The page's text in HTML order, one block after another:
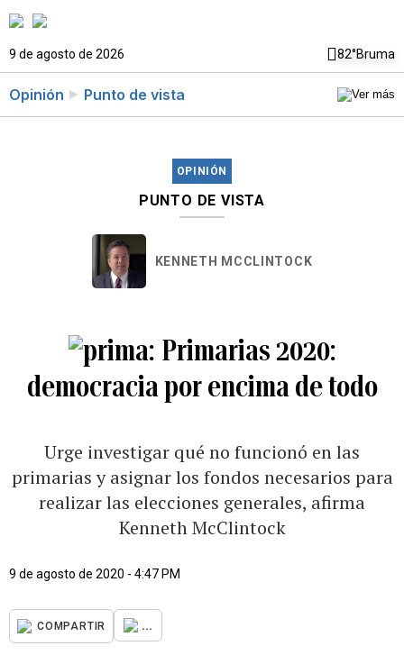
9 de agosto de 2026 82°Bruma
Opinión Punto de vista
OPINIÓN
PUNTO DE VISTA
KENNETH MCCLINTOCK
Primarias 2020:
democracia por encima de todo
Urge investigar qué no funcionó en las
primarias y asignar los fondos necesarios para
realizar las elecciones generales, afirma
Kenneth McClintock
9 de agosto de 2020 - 4:47 PM
COMPARTIR ...